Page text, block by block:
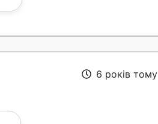
6 років тому